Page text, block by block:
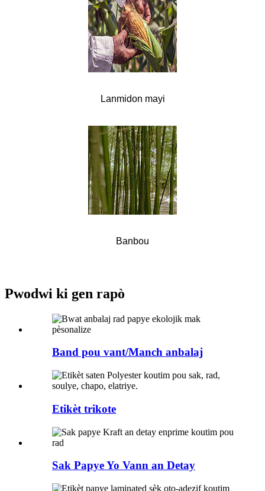
Lanmidon mayi
Banbou
Pwodwi ki gen rapò
Band pou vant/Manch anbalaj
Etikèt trikote
Sak Papye Yo Vann an Detay